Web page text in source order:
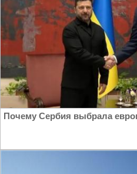
Почему Сербия выбрала